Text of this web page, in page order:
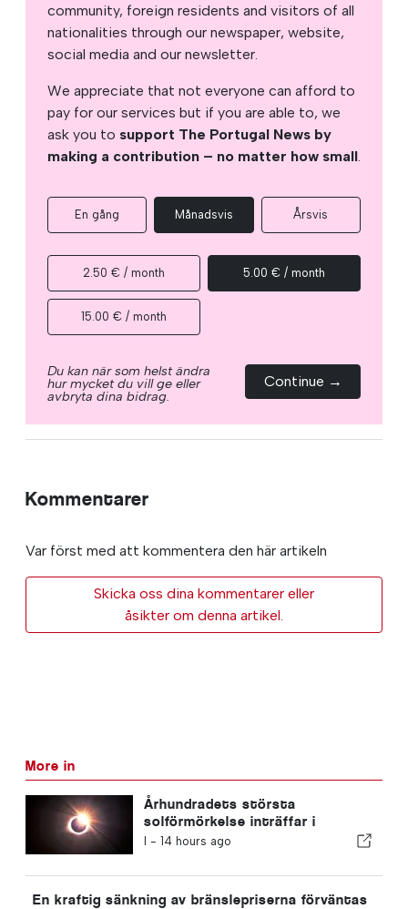
community, foreign residents and visitors of all
nationalities through our newspaper, website,
social media and our newsletter.
We appreciate that not everyone can afford to
pay for our services but if you are able to, we
ask you to support The Portugal News by
making a contribution – no matter how small.
En gång Månadsvis Årsvis
2.50 € / month 5.00 € / month
15.00 € / month
Du kan när som helst ändra
hur mycket du vill ge eller
avbryta dina bidrag.
Continue →
Kommentarer
Var först med att kommentera den här artikeln
Skicka oss dina kommentarer eller
åsikter om denna artikel.
More in
Århundradets största
solförmörkelse inträffar i
Portugal
I - 14 hours ago
En kraftig sänkning av bränslepriserna förväntas